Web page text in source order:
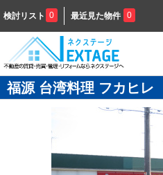
検討リスト 0 最近見た物件 0
福源 台湾料理 フカヒレ